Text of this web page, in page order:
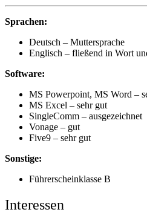
Sprachen:
Deutsch – Muttersprache
Englisch – fließend in Wort
Software:
MS Powerpoint, MS Word –
MS Excel – sehr gut
SingleComm – ausgezeichnet
Vonage – gut
Five9 – sehr gut
Sonstige:
Führerscheinklasse B
Interessen